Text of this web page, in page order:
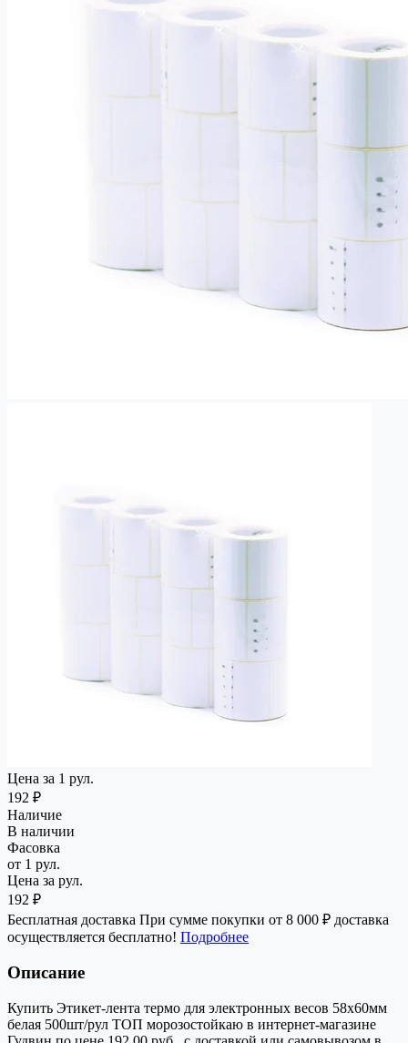
Цена за 1 рул.
192 ₽
Наличие
В наличии
Фасовка
от 1 рул.
Цена за рул.
192 ₽
Бесплатная доставка При сумме покупки от 8 000 ₽ доставка
осуществляется бесплатно! Подробнее
Описание
Купить Этикет-лента термо для электронных весов 58х60мм
белая 500шт/рул ТОП морозостойкаю в интернет-магазине